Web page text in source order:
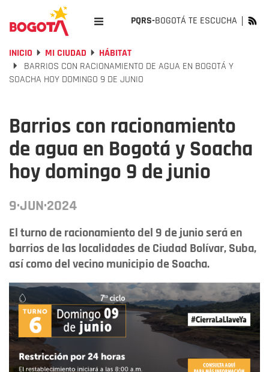
PQRS-BOGOTÁ TE ESCUCHA
INICIO MI CIUDAD
HÁBITAT
BARRIOS CON RACIONAMIENTO DE AGUA EN BOGOTÁ Y
SOACHA HOY DOMINGO 9 DE JUNIO
Barrios con racionamiento
de agua en Bogotá y Soacha
hoy domingo 9 de junio
9·JUN·2024
El turno de racionamiento del 9 de junio será en
barrios de las localidades de Ciudad Bolívar, Suba,
así como del vecino municipio de Soacha.